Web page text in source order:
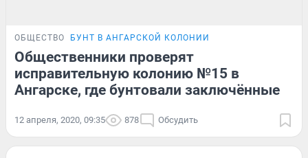
ОБЩЕСТВО БУНТ В АНГАРСКОЙ КОЛОНИИ
Общественники проверят
исправительную колонию №15 в
Ангарске, где бунтовали заключённые
12 апреля, 2020, 09:35 878 Обсудить